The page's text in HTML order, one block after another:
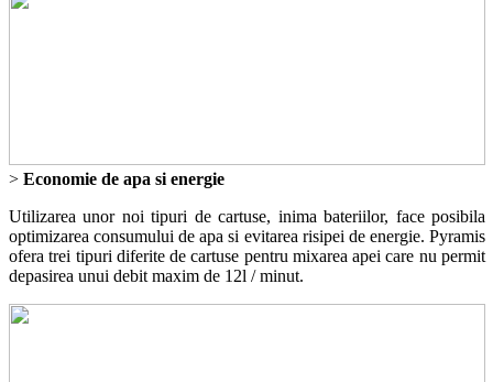
> Economie de apa si energie
Utilizarea unor noi tipuri de cartuse, inima bateriilor, face posibila
optimizarea consumului de apa si evitarea risipei de energie. Pyramis
ofera trei tipuri diferite de cartuse pentru mixarea apei care nu permit
depasirea unui debit maxim de 12l / minut.